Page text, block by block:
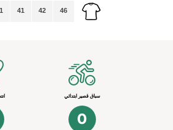
46
42
41
سباق قصير ابتدائي
0